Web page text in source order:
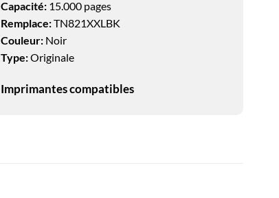
Capacité:15.000 pages
Remplace:TN821XXLBK
Couleur: Noir
Type:Originale
Imprimantes compatibles